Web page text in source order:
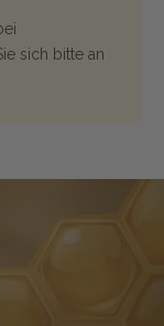
sich bitte an